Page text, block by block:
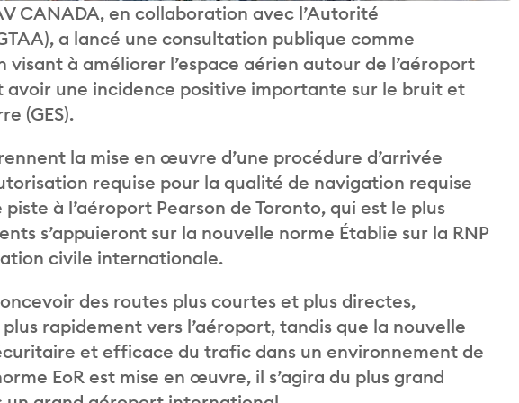
CANADA, en collaboration avec l’Autorité
a lancé une consultation publique comme
à améliorer l’espace aérien autour de l’aéroport
avoir une incidence positive importante sur le bruit et
(GES).
la mise en œuvre d’une procédure d’arrivée
requise pour la qualité de navigation requise
à l’aéroport Pearson de Toronto, qui est le plus
s’appuieront sur la nouvelle norme Établie sur la RNP
civile internationale.
des routes plus courtes et plus directes,
rapidement vers l’aéroport, tandis que la nouvelle
et efficace du trafic dans un environnement de
EoR est mise en œuvre, il s’agira du plus grand